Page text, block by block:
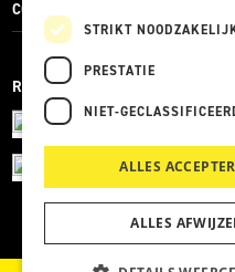
COOKIES
REVIEWMERK
STRIKT
PRESTATIE
NIET-
ALLES
ALLES